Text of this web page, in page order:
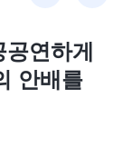
연하게
안배를